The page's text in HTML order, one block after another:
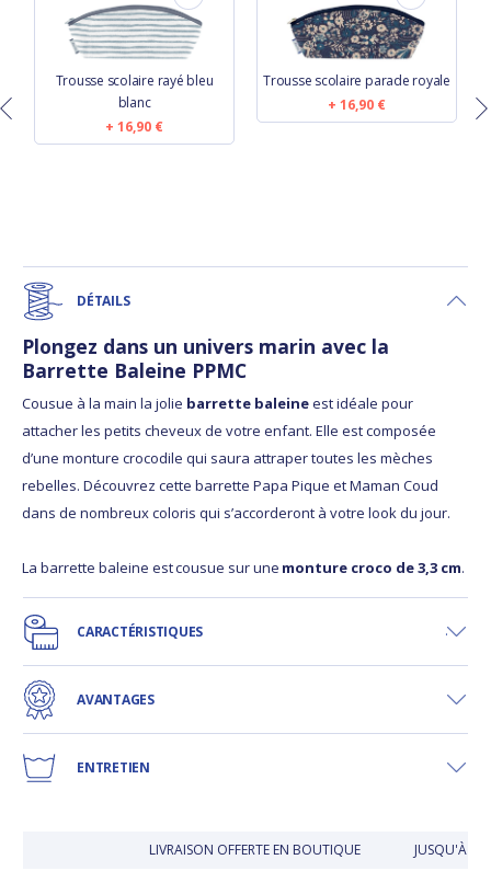
Trousse scolaire rayé bleu
blanc
16,90 €
Trousse scolaire parade royale
16,90 €
DÉTAILS
Plongez dans un univers marin avec la
Barrette Baleine PPMC
Cousue à la main la jolie barrette baleineest idéale pour
attacher les petits cheveux de votre enfant. Elle est composée
d’une monture crocodile qui saura attraper toutes les mèches
rebelles. Découvrez cette barrette Papa Pique et Maman Coud
dans de nombreux coloris qui s’accorderont à votre look du jour.
La barrette baleine est cousue sur une monture croco de 3,3 cm.
CARACTÉRISTIQUES
AVANTAGES
ENTRETIEN
LIVRAISON OFFERTE EN BOUTIQUE JUSQU'À 30